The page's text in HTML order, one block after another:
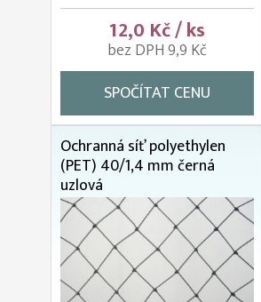
12,0 Kč / ks
bez DPH 9,9 Kč
SPOČÍTAT CENU
Ochranná síť polyethylen
(PET) 40/1,4 mm černá
uzlová